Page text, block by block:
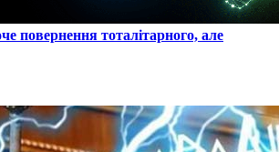
повернення тоталітарного, але